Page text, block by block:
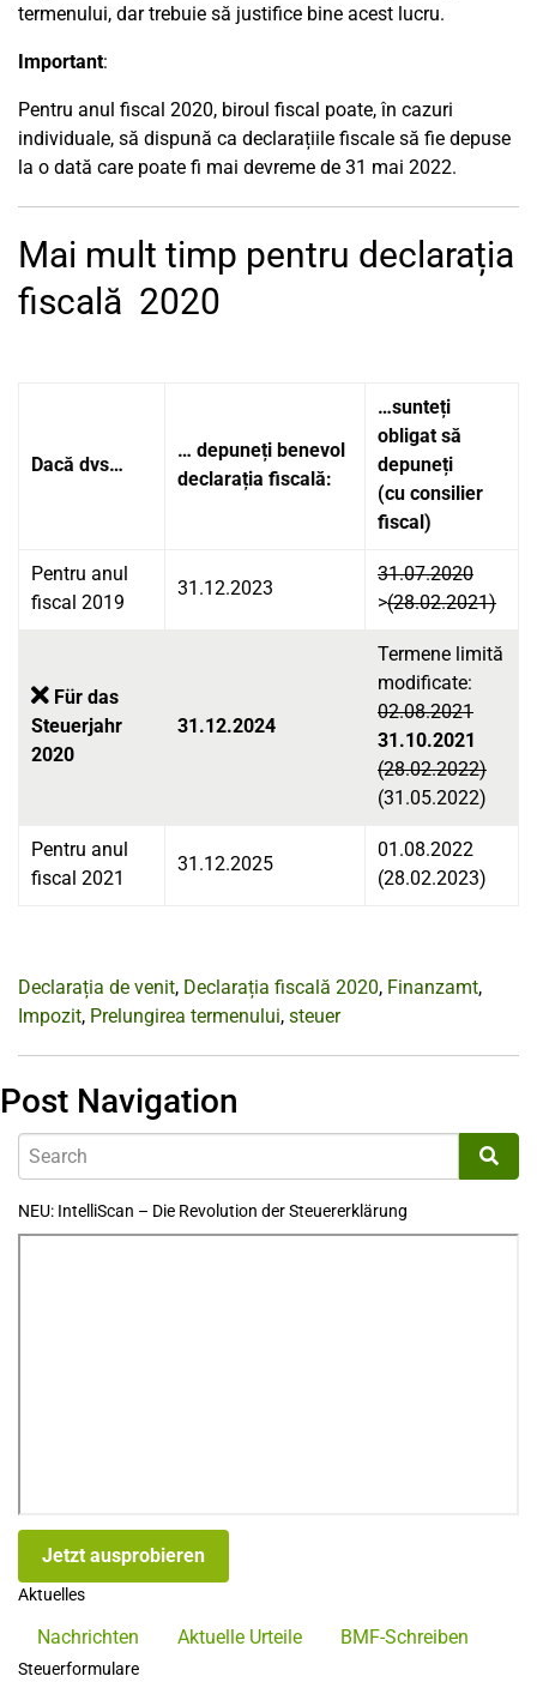
termenului, dar trebuie să justifice bine acest lucru.
Important:
Pentru anul fiscal 2020, biroul fiscal poate, în cazuri
individuale, să dispună ca declarațiile fiscale să fie depuse
la o dată care poate fi mai devreme de 31 mai 2022.
Mai mult timp pentru declarația
fiscală 2020
Dacă dvs…
… depuneți benevol
declarația fiscală:
…sunteți
obligat să
depuneți
(cu consilier
fiscal)
Pentru anul
fiscal 2019
31.12.2023
31.07.2020
>(28.02.2021)
Für das
Steuerjahr
2020
31.12.2024
Termene limită
modificate:
02.08.2021
31.10.2021
(28.02.2022)
(31.05.2022)
Pentru anul
fiscal 2021
31.12.2025
01.08.2022
(28.02.2023)
Declarația de venit, Declarația fiscală 2020, Finanzamt,
Impozit, Prelungirea termenului, steuer
Post Navigation
NEU: IntelliScan – Die Revolution der Steuererklärung
Jetzt ausprobieren
Aktuelles
Nachrichten Aktuelle Urteile BMF-Schreiben
Steuerformulare